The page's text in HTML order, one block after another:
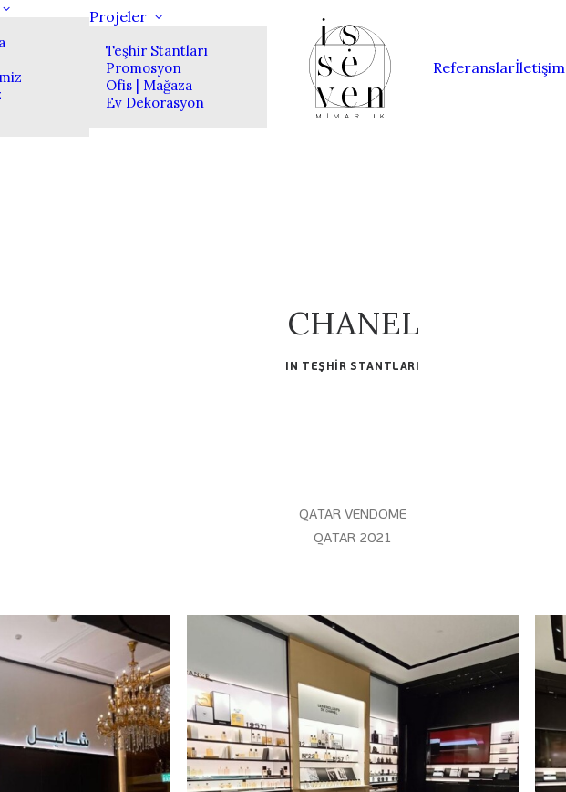
Projeler
Teşhir Stantları
Promosyon
Ofis | Mağaza
Ev Dekorasyon
Referanslarİletişim
CHANEL
IN TEŞHIR STANTLARI
QATAR VENDOME
QATAR 2021